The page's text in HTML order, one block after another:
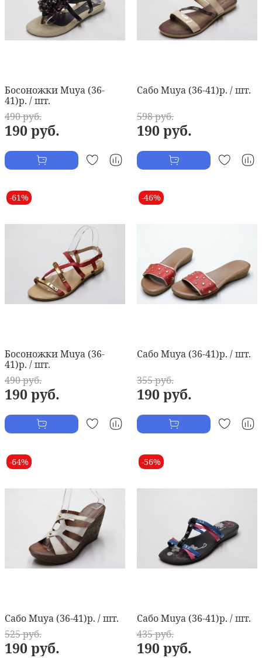
Босоножки Muya (36-
41)р. / шт.
490 руб.
190 руб.
Сабо Muya (36-41)р. / шт.
598 руб.
190 руб.
-61%
Босоножки Muya (36-
41)р. / шт.
490 руб.
190 руб.
-46%
Сабо Muya (36-41)р. / шт.
355 руб.
190 руб.
-64%
Сабо Muya (36-41)р. / шт.
525 руб.
190 руб.
-56%
Сабо Muya (36-41)р. / шт.
435 руб.
190 руб.